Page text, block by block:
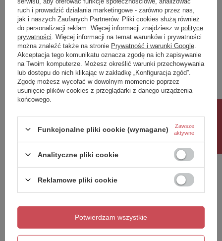
Napisz swoją opinię
Twoja ocena:
5/5
Treść twojej opinii
Dodaj własne zdjęcie produktu:
ruch i prowadzić działania marketingowe - zarówno przez nas,
jak i naszych Zaufanych Partnerów. Pliki cookies służą również
do personalizacji reklam. Więcej informacji znajdziesz w polityce
prywatności . Więcej informacji na temat warunków i prywatności
można znaleźć także na stronie Prywatność i warunki Google
Akceptacja tego komunikatu oznacza zgodę na ich zapisywanie
na Twoim komputerze. Możesz określić warunki przechowywania
lub dostępu do nich klikając w zakładkę „Konfiguracja zgód”.
Zgodę możesz wycofać w dowolnym momencie poprzez
usunięcie plików cookies z przeglądarki z danego urządzenia
końcowego.
Funkcjonalne pliki cookie (wymagane) Zawsze
aktywne
Analityczne pliki cookie
Reklamowe pliki cookie
Potwierdzam wszystkie